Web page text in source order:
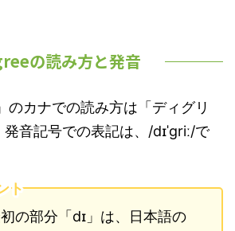
の読み方と発音
のカナでの読み方は「ディグリ
音記号での表記は、/dɪˈɡriː/で
ト
の部分「dɪ」は、日本語の